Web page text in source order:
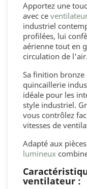
Apportez une
avec ce
industriel
profilées, lui
aérienne tout en
circulation de l'air.
Sa finition bronze
quincaillerie
idéale pour les
style industriel.
vous contrôlez
vitesses de
Adapté aux
lumineux
ventilateur :